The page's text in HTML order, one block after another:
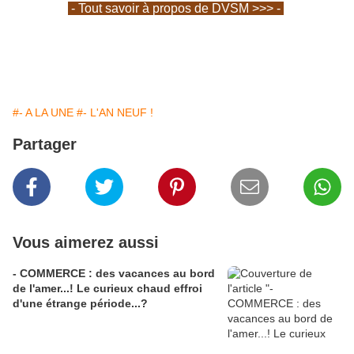
- Tout savoir à propos de DVSM >>> -
#- A LA UNE #- L'AN NEUF !
Partager
Vous aimerez aussi
- COMMERCE : des vacances au bord
de l'amer...! Le curieux chaud effroi
d'une étrange période...?